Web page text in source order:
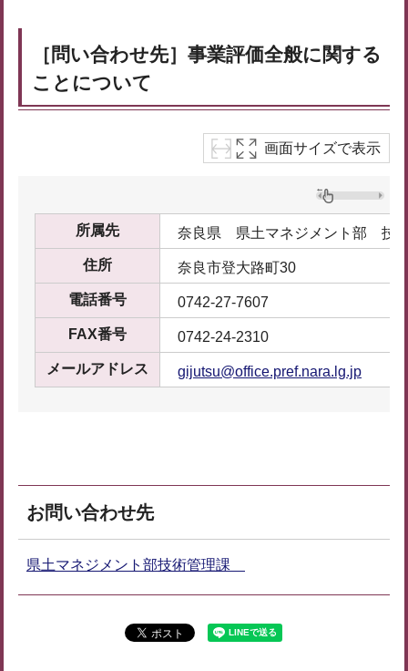
［問い合わせ先］事業評価全般に関する
ことについて
画面サイズで表示
所属先 奈良県 県土マネジメント部 技
住所 奈良市登大路町30
電話番号 0742-27-7607
FAX番号 0742-24-2310
メールアドレス gijutsu@office.pref.nara.lg.jp
お問い合わせ先
県土マネジメント部技術管理課